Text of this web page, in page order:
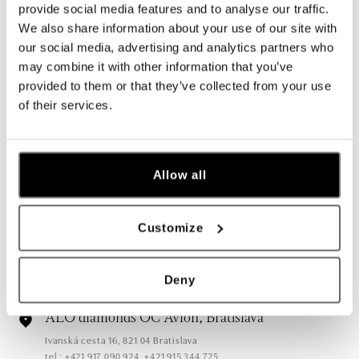
provide social media features and to analyse our traffic.
We also share information about your use of our site with
our social media, advertising and analytics partners who
may combine it with other information that you’ve
provided to them or that they’ve collected from your use
of their services.
Allow all
Customize
Deny
Všetky Česko Slovensko
dnes otvorené od 10:00
ALO diamonds OC Aupark, Bratislava
tel.: +421 917 090 891
dnes otvorené od 09:00
ALO diamonds OC Avion, Bratislava
Ivanská cesta 16, 821 04 Bratislava
tel.: +421 917 090 924, +421 915 344 725